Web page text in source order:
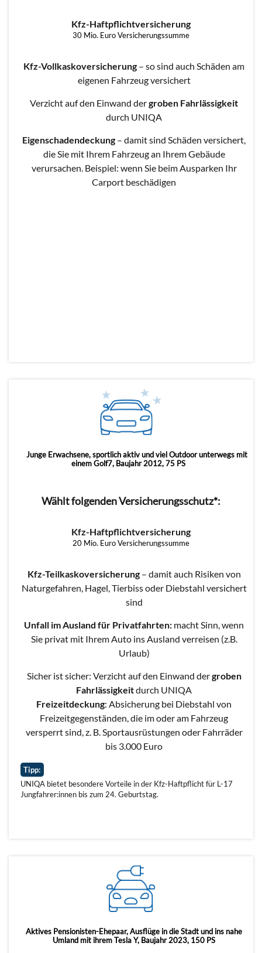
Kfz-Haftpflichtversicherung
30 Mio. Euro Versicherungssumme
Kfz-Vollkaskoversicherung – so sind auch Schäden am
eigenen Fahrzeug versichert
Verzicht auf den Einwand dergroben Fahrlässigkeit
durch UNIQA
Eigenschadendeckung – damit sind Schäden versichert,
die Sie mit Ihrem Fahrzeug an Ihrem Gebäude
verursachen. Beispiel: wenn Sie beim Ausparken Ihr
Carport beschädigen
Junge Erwachsene, sportlich aktiv und viel Outdoor unterwegs mit
einem Golf7, Baujahr 2012, 75 PS
Wählt folgenden Versicherungsschutz*:
Kfz-Haftpflichtversicherung
20 Mio. Euro Versicherungssumme
Kfz-Teilkaskoversicherung– damit auch Risiken von
Naturgefahren, Hagel, Tierbiss oder Diebstahl versichert
sind
Unfall im Ausland für Privatfahrten: macht Sinn, wenn
Sie privat mit Ihrem Auto ins Ausland verreisen (z.B.
Urlaub)
Sicher ist sicher: Verzicht auf den Einwand dergroben
Fahrlässigkeitdurch UNIQA
Freizeitdeckung: Absicherung bei Diebstahl von
Freizeitgegenständen, die im oder am Fahrzeug
versperrt sind, z. B. Sportausrüstungen oder Fahrräder
bis 3.000 Euro
Tipp:
UNIQA bietet besondere Vorteile in der Kfz-Haftpflicht für L-17
Jungfahrer:innen bis zum 24. Geburtstag.
Aktives Pensionisten-Ehepaar, Ausflüge in die Stadt und ins nahe
Umland mit ihrem Tesla Y, Baujahr 2023, 150 PS